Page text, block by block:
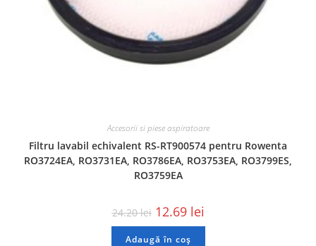
Accesorii si piese aspiratoare
Filtru lavabil echivalent RS-RT900574 pentru Rowenta
RO3724EA, RO3731EA, RO3786EA, RO3753EA, RO3799ES,
RO3759EA
24.20lei 12.69 lei
Adaugă în coș